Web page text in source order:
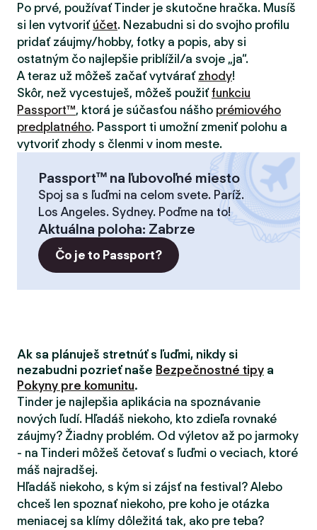
Po prvé, používať Tinder je skutočne hračka. Musíš
si len vytvoriť účet. Nezabudni si do svojho profilu
pridať záujmy/hobby, fotky a popis, aby si
ostatným čo najlepšie priblížil/a svoje „ja“.
A teraz už môžeš začať vytvárať zhody!
Skôr, než vycestuješ, môžeš použiťfunkciu
Passport™, ktorá je súčasťou nášho prémiového
predplatného. Passport ti umožní zmeniť polohu a
vytvoriť zhody s členmi v inom meste.
Passport™ na ľubovoľné miesto
Spoj sa s ľuďmi na celom svete. Paríž.
Los Angeles. Sydney. Poďme na to!
Aktuálna poloha: Zabrze
Čo je to Passport?
Ak sa plánuješ stretnúť s ľuďmi, nikdy si
nezabudni pozrieť naše Bezpečnostné tipy a
Pokyny pre komunitu.
Tinder je najlepšia aplikácia na spoznávanie
nových ľudí. Hľadáš niekoho, kto zdieľa rovnaké
záujmy? Žiadny problém. Od výletov až po jarmoky
- na Tinderi môžeš četovať s ľuďmi o veciach, ktoré
máš najradšej.
Hľadáš niekoho, s kým si zájsť na festival? Alebo
chceš len spoznať niekoho, pre koho je otázka
meniacej sa klímy dôležitá tak, ako pre teba?